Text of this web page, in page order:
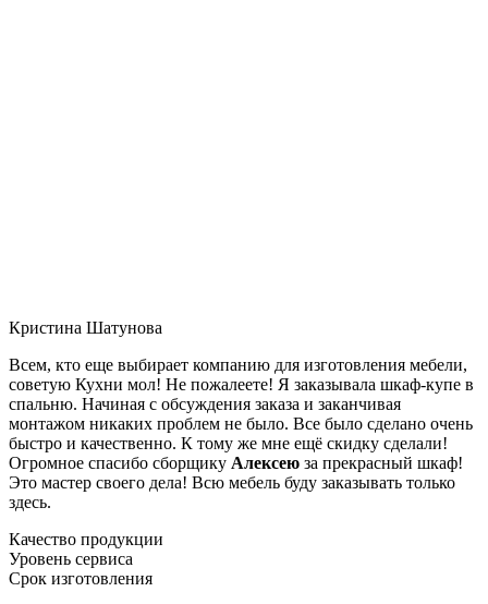
Кристина Шатунова
Всем, кто еще выбирает компанию для изготовления мебели,
советую Кухни мол! Не пожалеете! Я заказывала шкаф-купе в
спальню. Начиная с обсуждения заказа и заканчивая
монтажом никаких проблем не было. Все было сделано очень
быстро и качественно. К тому же мне ещё скидку сделали!
Огромное спасибо сборщику Алексею за прекрасный шкаф!
Это мастер своего дела! Всю мебель буду заказывать только
здесь.
Качество продукции
Уровень сервиса
Срок изготовления